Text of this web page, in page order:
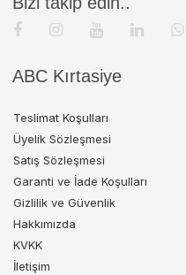
ABC Kırtasiye
Teslimat Koşulları
Üyelik Sözleşmesi
Satış Sözleşmesi
Garanti ve İade Koşulları
Gizlilik ve Güvenlik
Hakkımızda
KVKK
İletişim